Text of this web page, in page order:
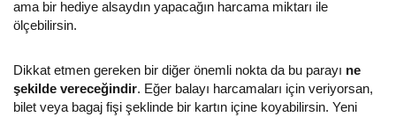
ama bir hediye alsaydın yapacağın harcama miktarı ile
ölçebilirsin.
Dikkat etmen gereken bir diğer önemli nokta da bu parayı ne
şekilde vereceğindir. Eğer balayı harcamaları için veriyorsan,
bilet veya bagaj fişi şeklinde bir kartın içine koyabilirsin. Yeni